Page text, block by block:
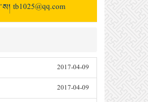
tb1025@qq.com
2017-04-09
2017-04-09